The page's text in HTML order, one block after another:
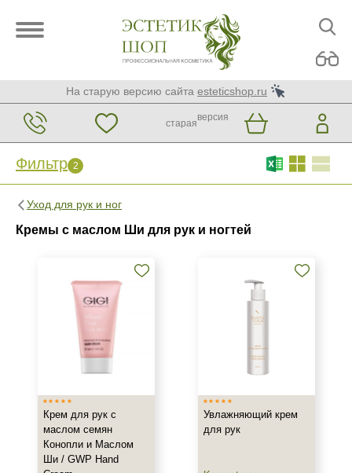
На старую версию сайта esteticshop.ru
старая
версия
Фильтр 2
Уход для рук и ног
Кремы с маслом Ши для рук и ногтей
Фильтр 2 Сброс
Kosmoteros Professionnel (Paris)
Показать еще
Тип товара
Крем
Крем для рук с
маслом семян
Конопли и Маслом
Ши / GWP Hand
Увлажняющий крем
для рук